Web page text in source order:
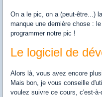
On a le pic, on a (peut-être...)
manque une dernière chose :
programmer notre pic !
Le logiciel de
Alors là, vous avez encore
Mais bon, je vous conseille
voulez suivre ce cours, c'est-